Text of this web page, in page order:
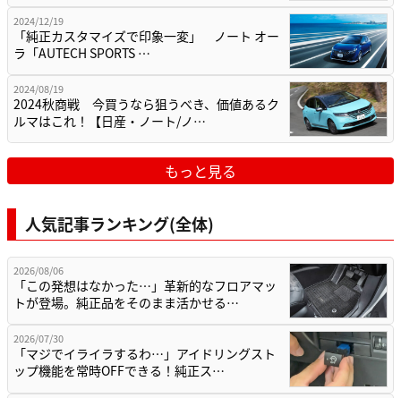
2024/12/19
「純正カスタマイズで印象一変」 ノート オー
ラ「AUTECH SPORTS …
2024/08/19
2024秋商戦 今買うなら狙うべき、価値あるク
ルマはこれ！【日産・ノート/ノ…
もっと見る
人気記事ランキング(全体)
2026/08/06
「この発想はなかった…」革新的なフロアマッ
トが登場。純正品をそのまま活かせる…
2026/07/30
「マジでイライラするわ…」アイドリングスト
ップ機能を常時OFFできる！純正ス…